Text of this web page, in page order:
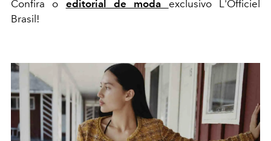
Confira o editorial de moda exclusivo L'Officiel
Brasil!